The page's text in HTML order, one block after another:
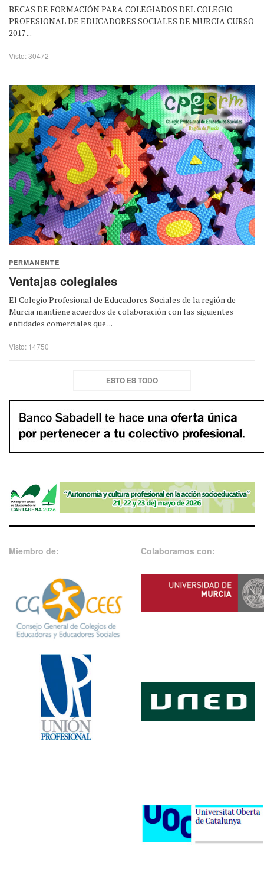
BECAS DE FORMACIÓN PARA COLEGIADOS DEL COLEGIO
PROFESIONAL DE EDUCADORES SOCIALES DE MURCIA CURSO
2017 ...
Visto: 30472
PERMANENTE
Ventajas colegiales
El Colegio Profesional de Educadores Sociales de la región de
Murcia mantiene acuerdos de colaboración con las siguientes
entidades comerciales que ...
Visto: 14750
ESTO ES TODO
Miembro de: Colaboramos con: